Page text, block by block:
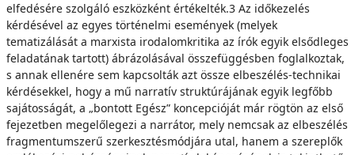
elfedésére szolgáló eszközként értékelték.3 Az időkezelés
kérdésével az egyes történelmi események (melyek
tematizálását a marxista irodalomkritika az írók egyik elsődleges
feladatának tartott) ábrázolásával összefüggésben foglalkoztak,
s annak ellenére sem kapcsolták azt össze elbeszélés-technikai
kérdésekkel, hogy a mű narratív struktúrájának egyik legfőbb
sajátosságát, a „bontott Egész” koncepcióját már rögtön az első
fejezetben megelőlegezi a narrátor, mely nemcsak az elbeszélés
fragmentumszerű szerkesztésmódjára utal, hanem a szereplők